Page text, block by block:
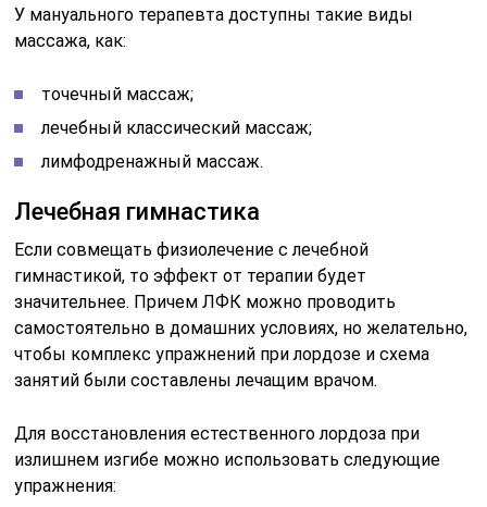
У мануального терапевта доступны такие виды
массажа, как:
точечный массаж;
лечебный классический массаж;
лимфодренажный массаж.
Лечебная гимнастика
Если совмещать физиолечение с лечебной
гимнастикой, то эффект от терапии будет
значительнее. Причем ЛФК можно проводить
самостоятельно в домашних условиях, но желательно,
чтобы комплекс упражнений при лордозе и схема
занятий были составлены лечащим врачом.
Для восстановления естественного лордоза при
излишнем изгибе можно использовать следующие
упражнения: